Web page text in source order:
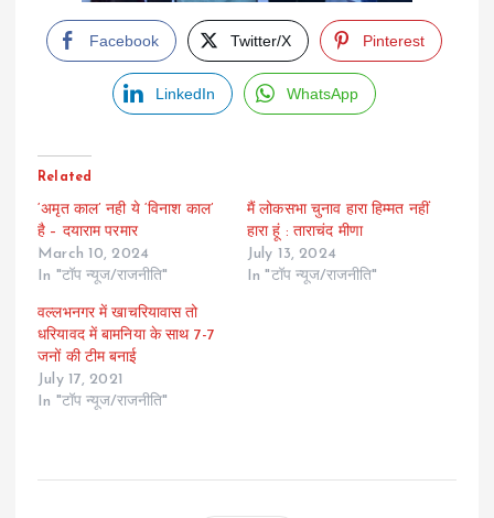
Facebook Twitter/X Pinterest
LinkedIn WhatsApp
Related
‘अमृत काल’ नही ये ‘विनाश काल’
है – दयाराम परमार
March 10, 2024
In "टॉप न्यूज/राजनीति"
मैं लोकसभा चुनाव हारा हिम्मत नहीं
हारा हूं : ताराचंद मीणा
July 13, 2024
In "टॉप न्यूज/राजनीति"
वल्लभनगर में खाचरियावास तो
धरियावद में बामनिया के साथ 7-7
जनों की टीम बनाई
July 17, 2021
In "टॉप न्यूज/राजनीति"